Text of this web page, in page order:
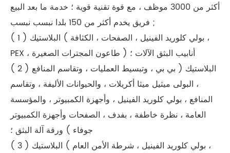
أكثر من 3000 موظف ، مع قوة تقنية قوية ؛ خدمة ما بعد البيع
فريق يخدم أكثر من 150 بلدا نبسب نبسب ;
( 1 ) البلاستيك ( بولي كلوريد الفينيل ، الصفحات ، الكثافة ،
PEX ، طاعون المجترات الصغيرة ) أنابيب البثق الآلات ؛
( 2 ) البلاستيك ( بي بي ، وتبسيط العمليات ، وتقاسم المنافع
، البولى ميثيل ميثا أكريلات ، والحيوانات الأليفة ، وتقاسم
المنافع ، بولي كلوريد الفينيل ، وأجهزة الكمبيوتر ، والمؤسسة
العامة ، نظرة خاطفة ، بفدف ، الصفحات وأجهزة الكمبيوتر
جوفاء ) ورقة آلة البثق ؛
( 3 ) البلاستيك ( بولي كلوريد الفينيل ، شرطة الأمن العام ،